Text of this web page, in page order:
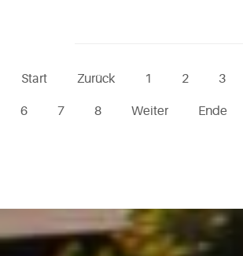
Start Zurück 1 2 3
6 7 8 Weiter Ende